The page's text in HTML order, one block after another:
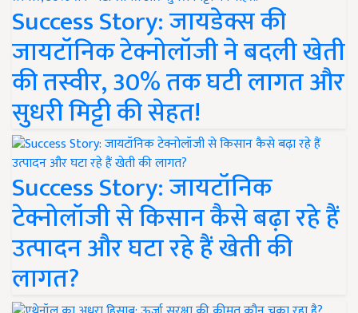
Success Story: जायडेक्स की
जायटॉनिक टेक्नोलॉजी ने बदली खेती
की तस्वीर, 30% तक घटी लागत और
सुधरी मिट्टी की सेहत!
Success Story: जायटॉनिक
टेक्नोलॉजी से किसान कैसे बढ़ा रहे हैं
उत्पादन और घटा रहे हैं खेती की
लागत?